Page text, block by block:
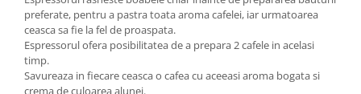
preferate, pentru a pastra toata aroma cafelei, iar urmatoarea
ceasca sa fie la fel de proaspata.
Espressorul ofera posibilitatea de a prepara 2 cafele in acelasi
timp.
Savureaza in fiecare ceasca o cafea cu aceeasi aroma bogata si
crema de culoarea alunei.